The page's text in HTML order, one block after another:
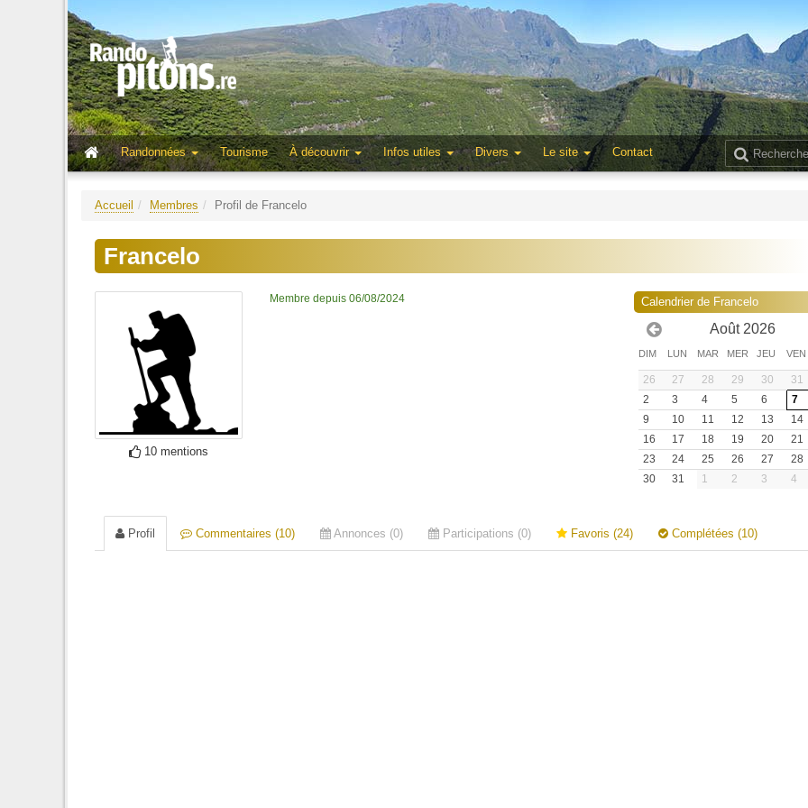
Randonnées
Tourisme À découvrir Infos utiles Divers Le site Contact
Accueil Membres Profil de Francelo
Francelo
10 mentions
Membre depuis 06/08/2024 Calendrier de Francelo
Août 2026
DIM LUN MAR MER JEU VEN
26 27 28 29 30 31
2
3 4 5 6 7
9
10 11 12 13 14
16
17 18 19 20 21
23
24 25 26 27 28
30
31 1 2 3 4
Profil Commentaires (10) Annonces (0) Participations (0) Favoris (24) Complétées (10)